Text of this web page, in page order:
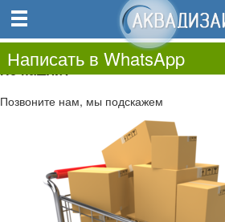
0.00
0
Не нашли?
Позвоните нам, мы подскажем
Написать в WhatsApp